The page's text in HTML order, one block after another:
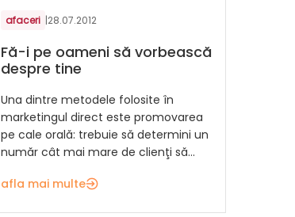
afaceri |28.07.2012
Fă-i pe oameni să vorbească
despre tine
Una dintre metodele folosite în
marketingul direct este promovarea
pe cale orală: trebuie să determini un
număr cât mai mare de clienţi să...
afla mai multe